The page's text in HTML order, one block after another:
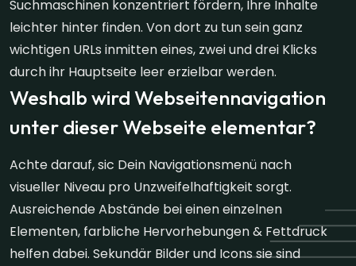
Suchmaschinen konzentriert fördern, Ihre Inhalte
leichter hinter finden. Von dort zu tun sein ganz
wichtigen URLs inmitten eines, zwei und drei Klicks
durch ihr Hauptseite leer erzielbar werden.
Weshalb wird Webseitennavigation
unter dieser Webseite elementar?
Achte darauf, sic Dein Navigationsmenü nach
visueller Niveau pro Unzweifelhaftigkeit sorgt.
Ausreichende Abstände bei einen einzelnen
Elementen, farbliche Hervorhebungen & Fettdruck
helfen dabei. Sekundär Bilder und Icons sie sind